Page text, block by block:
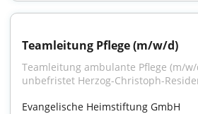
Teamleitung Pflege (m/w/d)
Teamleitung ambulante Pflege (m/
unbefristet Herzog-Christoph-
Evangelische Heimstiftung GmbH